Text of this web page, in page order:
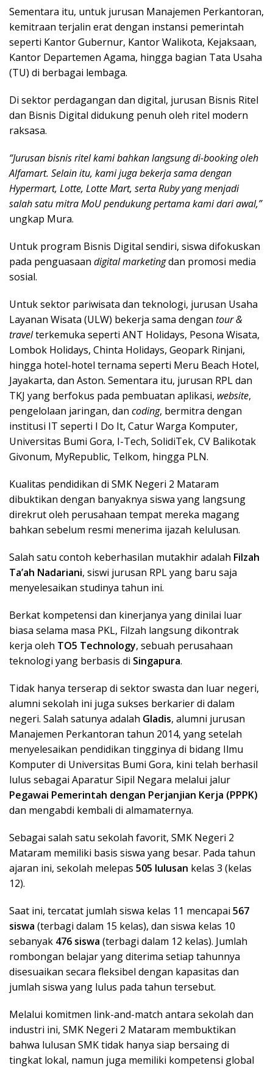
Sementara itu, untuk jurusan Manajemen Perkantoran,
kemitraan terjalin erat dengan instansi pemerintah
seperti Kantor Gubernur, Kantor Walikota, Kejaksaan,
Kantor Departemen Agama, hingga bagian Tata Usaha
(TU) di berbagai lembaga.
Di sektor perdagangan dan digital, jurusan Bisnis Ritel
dan Bisnis Digital didukung penuh oleh ritel modern
raksasa.
“Jurusan bisnis ritel kami bahkan langsung di-booking oleh
Alfamart. Selain itu, kami juga bekerja sama dengan
Hypermart, Lotte, Lotte Mart, serta Ruby yang menjadi
salah satu mitra MoU pendukung pertama kami dari awal,”
ungkap Mura.
Untuk program Bisnis Digital sendiri, siswa difokuskan
pada penguasaan digital marketingdan promosi media
sosial.
Untuk sektor pariwisata dan teknologi, jurusan Usaha
Layanan Wisata (ULW) bekerja sama dengan tour &
travelterkemuka seperti ANT Holidays, Pesona Wisata,
Lombok Holidays, Chinta Holidays, Geopark Rinjani,
hingga hotel-hotel ternama seperti Meru Beach Hotel,
Jayakarta, dan Aston. Sementara itu, jurusan RPL dan
TKJ yang berfokus pada pembuatan aplikasi, website,
pengelolaan jaringan, dan coding, bermitra dengan
institusi IT seperti I Do It, Catur Warga Komputer,
Universitas Bumi Gora, I-Tech, SolidiTek, CV Balikotak
Givonum, MyRepublic, Telkom, hingga PLN.
Kualitas pendidikan di SMK Negeri 2 Mataram
dibuktikan dengan banyaknya siswa yang langsung
direkrut oleh perusahaan tempat mereka magang
bahkan sebelum resmi menerima ijazah kelulusan.
Salah satu contoh keberhasilan mutakhir adalah Filzah
Ta’ah Nadariani, siswi jurusan RPL yang baru saja
menyelesaikan studinya tahun ini.
Berkat kompetensi dan kinerjanya yang dinilai luar
biasa selama masa PKL, Filzah langsung dikontrak
kerja oleh TO5 Technology, sebuah perusahaan
teknologi yang berbasis di Singapura.
Tidak hanya terserap di sektor swasta dan luar negeri,
alumni sekolah ini juga sukses berkarier di dalam
negeri. Salah satunya adalah Gladis, alumni jurusan
Manajemen Perkantoran tahun 2014, yang setelah
menyelesaikan pendidikan tingginya di bidang Ilmu
Komputer di Universitas Bumi Gora, kini telah berhasil
lulus sebagai Aparatur Sipil Negara melalui jalur
Pegawai Pemerintah dengan Perjanjian Kerja (PPPK)
dan mengabdi kembali di almamaternya.
Sebagai salah satu sekolah favorit, SMK Negeri 2
Mataram memiliki basis siswa yang besar. Pada tahun
ajaran ini, sekolah melepas 505 lulusan kelas 3 (kelas
12).
Saat ini, tercatat jumlah siswa kelas 11 mencapai 567
siswa (terbagi dalam 15 kelas), dan siswa kelas 10
sebanyak 476 siswa (terbagi dalam 12 kelas). Jumlah
rombongan belajar yang diterima setiap tahunnya
disesuaikan secara fleksibel dengan kapasitas dan
jumlah siswa yang lulus pada tahun tersebut.
Melalui komitmen link-and-match antara sekolah dan
industri ini, SMK Negeri 2 Mataram membuktikan
bahwa lulusan SMK tidak hanya siap bersaing di
tingkat lokal, namun juga memiliki kompetensi global